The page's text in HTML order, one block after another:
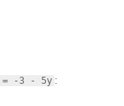
= -3 - 5y :